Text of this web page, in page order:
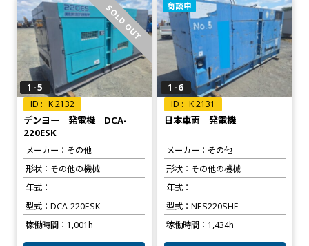
SOLD OUT
1-5
K 2132
デンヨー 発電機 DCA-
220ESK
メーカー
その他
形状
その他の機械
年式
型式
DCA-220ESK
稼働時間
1,001h
商談中
1-6
K 2131
日本車両 発電機
メーカー
その他
形状
その他の機械
年式
型式
NES220SHE
稼働時間
1,434h